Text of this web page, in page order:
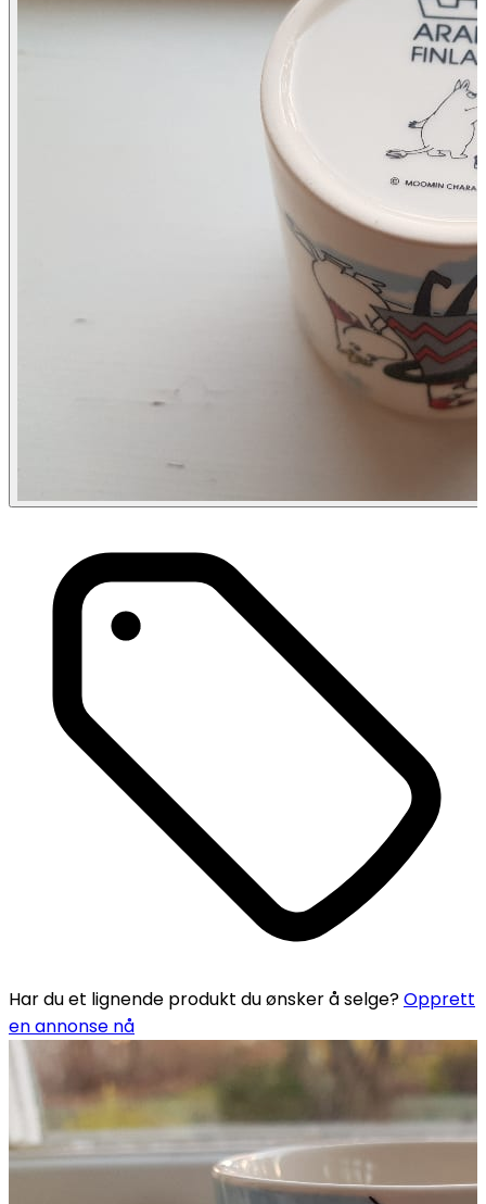
Har du et lignende produkt du ønsker å selge?Opprett
en annonse nå